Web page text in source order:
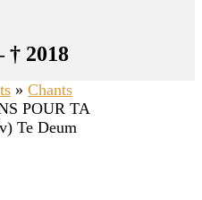
† 2018
» Chants
POUR TA
Te Deum